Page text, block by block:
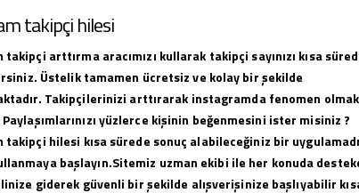
takipçi hilesi
arttırma aracımızı kullarak takipçi sayınızı kısa
Üstelik tamamen ücretsiz ve kolay bir şekilde
Takipçilerinizi arttırarak instagramda fenomen
yüzlerce kişinin beğenmesini ister misiniz ?
takipçi hilesi kısa sürede sonuç alabileceğiniz bir
başlayın.Sitemiz uzman ekibi ile her konuda
giderek güvenli bir şekilde alışverişinize başlıyabilir